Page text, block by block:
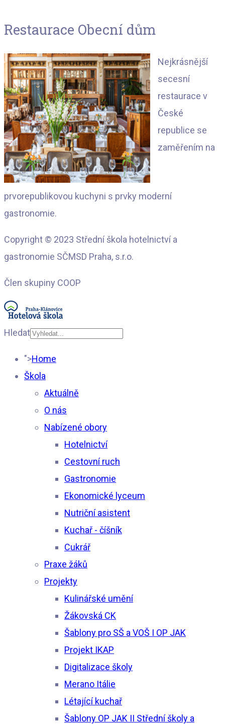
Restaurace Obecní dům
Nejkrásnější
secesní
restaurace v
České
republice se
zaměřením na
prvorepublikovou kuchyni s prvky moderní
gastronomie.
Copyright © 2023 Střední škola hotelnictví a
gastronomie SČMSD Praha, s.r.o.
Člen skupiny COOP
Hledat
characters for results.
">Home
Škola
Aktuálně
O nás
Nabízené obory
Hotelnictví
Cestovní ruch
Gastronomie
Ekonomické lyceum
Nutriční asistent
Kuchař - číšník
Cukrář
Praxe žáků
Projekty
Kulinářské umění
Žákovská CK
Šablony pro SŠ a VOŠ I OP JAK
Projekt IKAP
Digitalizace školy
Merano Itálie
Létající kuchař
Šablony OP JAK II Střední školy a